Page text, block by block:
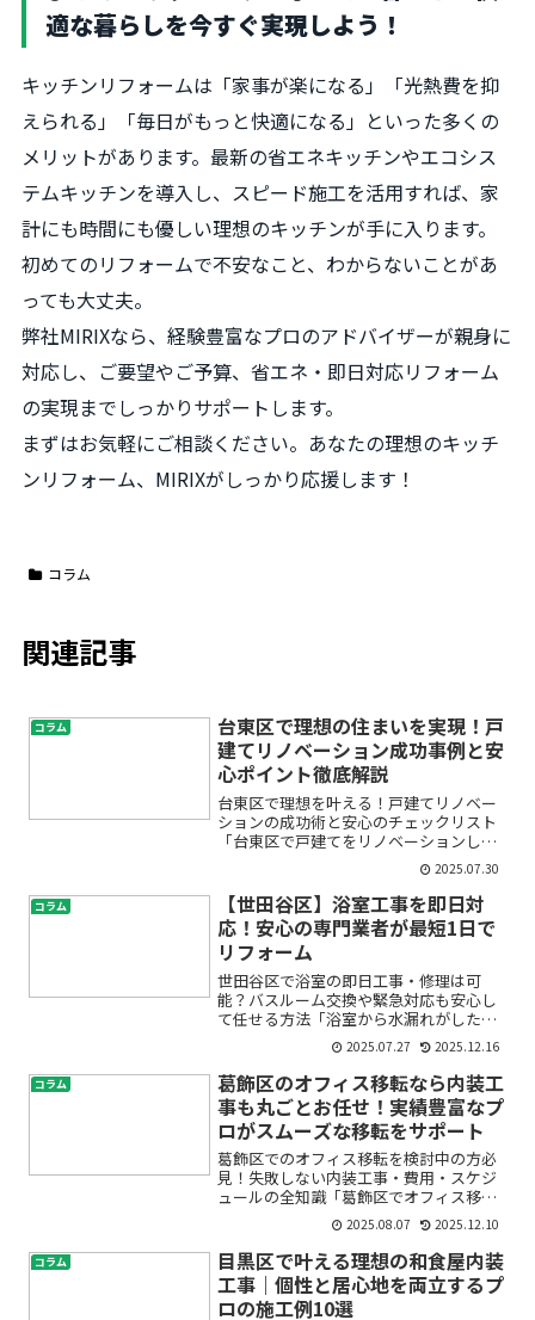
適な暮らしを今すぐ実現しよう！
キッチンリフォームは「家事が楽になる」「光熱費を抑
えられる」「毎日がもっと快適になる」といった多くの
メリットがあります。最新の省エネキッチンやエコシス
テムキッチンを導入し、スピード施工を活用すれば、家
計にも時間にも優しい理想のキッチンが手に入ります。
初めてのリフォームで不安なこと、わからないことがあ
っても大丈夫。
弊社MIRIXなら、経験豊富なプロのアドバイザーが親身に
対応し、ご要望やご予算、省エネ・即日対応リフォーム
の実現までしっかりサポートします。
まずはお気軽にご相談ください。あなたの理想のキッチ
ンリフォーム、MIRIXがしっかり応援します！
コラム
関連記事
コラム
台東区で理想の住まいを実現！戸
建てリノベーション成功事例と安
心ポイント徹底解説
台東区で理想を叶える！戸建てリノベー
ションの成功術と安心のチェックリスト
「台東区で戸建てをリノベーションした
いけれど、何から始めればいいの？」
「費用が心配…」「信頼できるリノベー
ション会社はどう選べば？」――そんな不安
や疑問を抱えていません...
2025.07.30
コラム
【世田谷区】浴室工事を即日対
応！安心の専門業者が最短1日で
リフォーム
世田谷区で浴室の即日工事・修理は可
能？バスルーム交換や緊急対応も安心し
て任せる方法「浴室から水漏れがした」
「お風呂が急に使えなくなった」「なる
べく早く浴室交換や修理をしたい」——
このような緊急事態やお悩みは、誰しも
突然やってくるものです。特...
2025.07.27 2025.12.16
コラム
葛飾区のオフィス移転なら内装工
事も丸ごとお任せ！実績豊富なプ
ロがスムーズな移転をサポート
葛飾区でのオフィス移転を検討中の方必
見！失敗しない内装工事・費用・スケジ
ュールの全知識「葛飾区でオフィス移転
を考えているけど、何から始めればいい
のか分からない」「オフィス移転費用や
内装工事の流れ、トラブルを避ける方法
が知りたい」――そんなお...
2025.08.07 2025.12.10
コラム
目黒区で叶える理想の和食屋内装
工事｜個性と居心地を両立するプ
ロの施工例10選